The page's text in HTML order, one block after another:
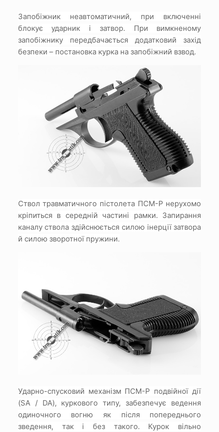
Запобіжник неавтоматичний, при включенні
блокує ударник і затвор. При вимкненому
запобіжнику передбачається додатковий захід
безпеки – постановка курка на запобіжний взвод.
Ствол травматичного пістолета ПСМ-Р нерухомо
кріпиться в середній частині рамки. Запирання
каналу ствола здійснюється силою інерції затвора
й силою зворотної пружини.
Ударно-спусковий механізм ПСМ-Р подвійної дії
(SA / DA), куркового типу, забезпечує ведення
одиночного вогню як після попереднього
зведення, так і без такого. Курок вільно